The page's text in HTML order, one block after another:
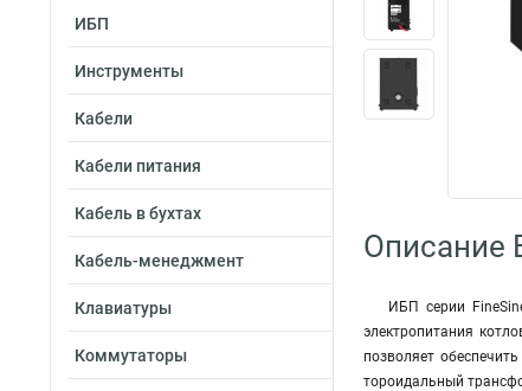
ИБП
Инструменты
Кабели
Кабели питания
Кабель в бухтах
Кабель-менеджмент
Клавиатуры
Коммутаторы
Описание
ИБП серии
электропитания
позволяет
тороидальный